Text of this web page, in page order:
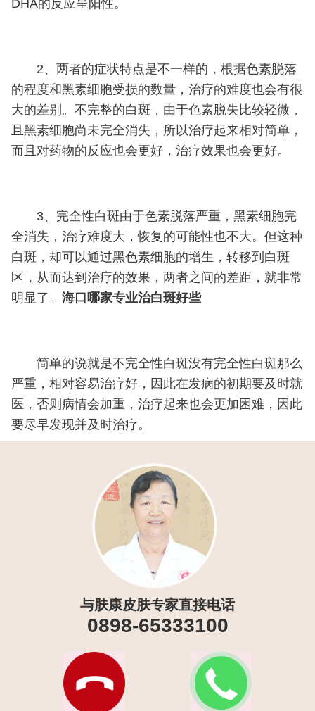
DHA的反应呈阳性。
2、两者的症状特点是不一样的，根据色素脱落
的程度和黑素细胞受损的数量，治疗的难度也会有很
大的差别。不完整的白斑，由于色素脱失比较轻微，
且黑素细胞尚未完全消失，所以治疗起来相对简单，
而且对药物的反应也会更好，治疗效果也会更好。
3、完全性白斑由于色素脱落严重，黑素细胞完
全消失，治疗难度大，恢复的可能性也不大。但这种
白斑，却可以通过黑色素细胞的增生，转移到白斑
区，从而达到治疗的效果，两者之间的差距，就非常
明显了。 海口哪家专业治白斑好些
简单的说就是不完全性白斑没有完全性白斑那么
严重，相对容易治疗好，因此在发病的初期要及时就
医，否则病情会加重，治疗起来也会更加困难，因此
要尽早发现并及时治疗。
与肤康皮肤专家直接电话
0898-65333100